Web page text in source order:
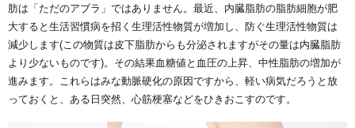
肪は「ただのアブラ」ではありません。最近、内臓脂肪の脂肪細胞が肥
大すると生活習慣病を招く生理活性物質が増加し、防ぐ生理活性物質は
減少します(この物質は皮下脂肪からも分泌されますがその量は内臓脂肪
より少ないものです)。その結果血糖値と血圧の上昇、中性脂肪の増加が
進みます。これらはみな動脈硬化の原因ですから、軽い病気だろうと放
っておくと、ある日突然、心筋梗塞などをひきおこすのです。